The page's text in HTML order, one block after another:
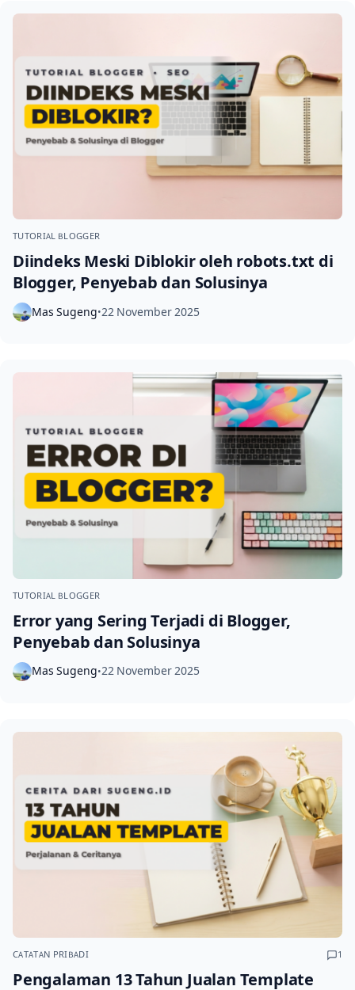
TUTORIAL BLOGGER
Diindeks Meski Diblokir oleh robots.txt di
Blogger, Penyebab dan Solusinya
Mas Sugeng•22 November 2025
TUTORIAL BLOGGER
Error yang Sering Terjadi di Blogger,
Penyebab dan Solusinya
Mas Sugeng•22 November 2025
CATATAN PRIBADI 1
Pengalaman 13 Tahun Jualan Template